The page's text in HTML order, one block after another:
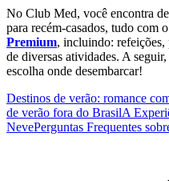
No Club Med, você encontra
para recém-casados, tudo com
Premium, incluindo: refeições,
de diversas atividades. A
escolha onde desembarcar!
Destinos de verão: romance
de verão fora do BrasilA
NevePerguntas Frequentes